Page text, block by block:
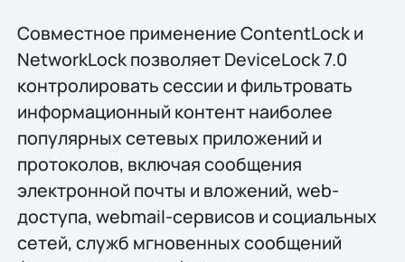
Совместное применение ContentLock и
NetworkLock позволяет DeviceLock 7.0
контролировать сессии и фильтровать
информационный контент наиболее
популярных сетевых приложений и
протоколов, включая сообщения
электронной почты и вложений, web-
доступа, webmail-сервисов и социальных
сетей, служб мгновенных сообщений